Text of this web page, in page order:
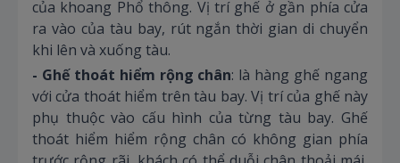
của khoang Phổ thông. Vị trí ghế ở gần phía cửa
ra vào của tàu bay, rút ngắn thời gian di chuyển
khi lên và xuống tàu.
- Ghế thoát hiểm rộng chân: là hàng ghế ngang
với cửa thoát hiểm trên tàu bay. Vị trí của ghế này
phụ thuộc vào cấu hình của từng tàu bay. Ghế
thoát hiểm hiểm rộng chân có không gian phía